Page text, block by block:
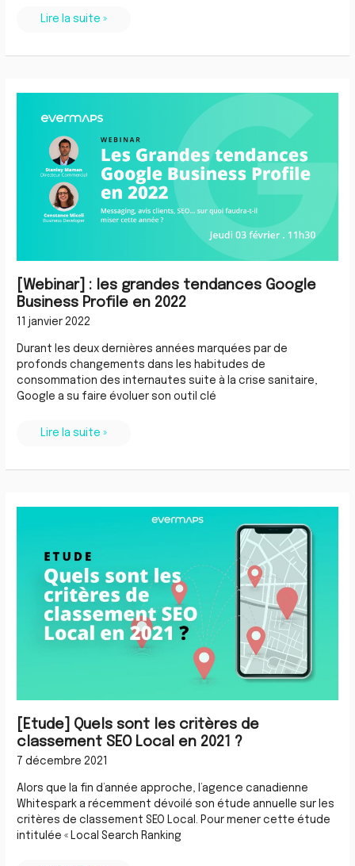
Lire la suite »
[Webinar] : les grandes tendances Google
Business Profile en 2022
11 janvier 2022
Durant les deux dernières années marquées par de
profonds changements dans les habitudes de
consommation des internautes suite à la crise sanitaire,
Google a su faire évoluer son outil clé
les
tendances
Google
Business
Profile
en
2022
Lire la suite »
[Etude] Quels sont les critères de
classement SEO Local en 2021 ?
7 décembre 2021
Alors que la fin d’année approche, l’agence canadienne
Whitespark a récemment dévoilé son étude annuelle sur les
critères de classement SEO Local. Pour mener cette étude
intitulée « Local Search Ranking
critères
de
classement
SEO
Local
en
2021
?